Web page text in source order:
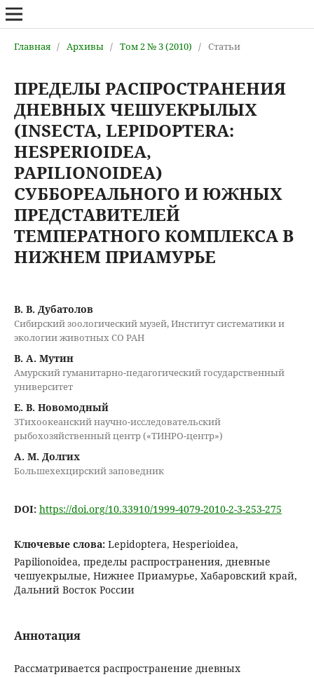
Главная / Архивы / Том 2 № 3 (2010) / Статьи
ПРЕДЕЛЫ РАСПРОСТРАНЕНИЯ
ДНЕВНЫХ ЧЕШУЕКРЫЛЫХ
(INSECTA, LEPIDOPTERA:
HESPERIOIDEA,
PAPILIONOIDEA)
СУББОРЕАЛЬНОГО И ЮЖНЫХ
ПРЕДСТАВИТЕЛЕЙ
ТЕМПЕРАТНОГО КОМПЛЕКСА В
НИЖНЕМ ПРИАМУРЬЕ
В. В. Дубатолов
Сибирский зоологический музей, Институт систематики и
экологии животных СО РАН
В. А. Мутин
Амурский гуманитарно-педагогический государственный
университет
Е. В. Новомодный
3Тихоокеанский научно-исследовательский
рыбохозяйственный центр («ТИНРО-центр»)
А. М. Долгих
Большехехцирский заповедник
DOI: https://doi.org/10.33910/1999-4079-2010-2-3-253-275
Ключевые слова: Lepidoptera, Hesperioidea,
Papilionoidea, пределы распространения, дневные
чешуекрылые, Нижнее Приамурье, Хабаровский край,
Дальний Восток России
Аннотация
Рассматривается распространение дневных